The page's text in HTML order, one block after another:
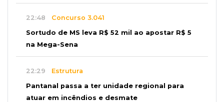
22:48 Concurso 3.041
Sortudo de MS leva R$ 52 mil ao apostar R$ 5
na Mega-Sena
22:29 Estrutura
Pantanal passa a ter unidade regional para
atuar em incêndios e desmate